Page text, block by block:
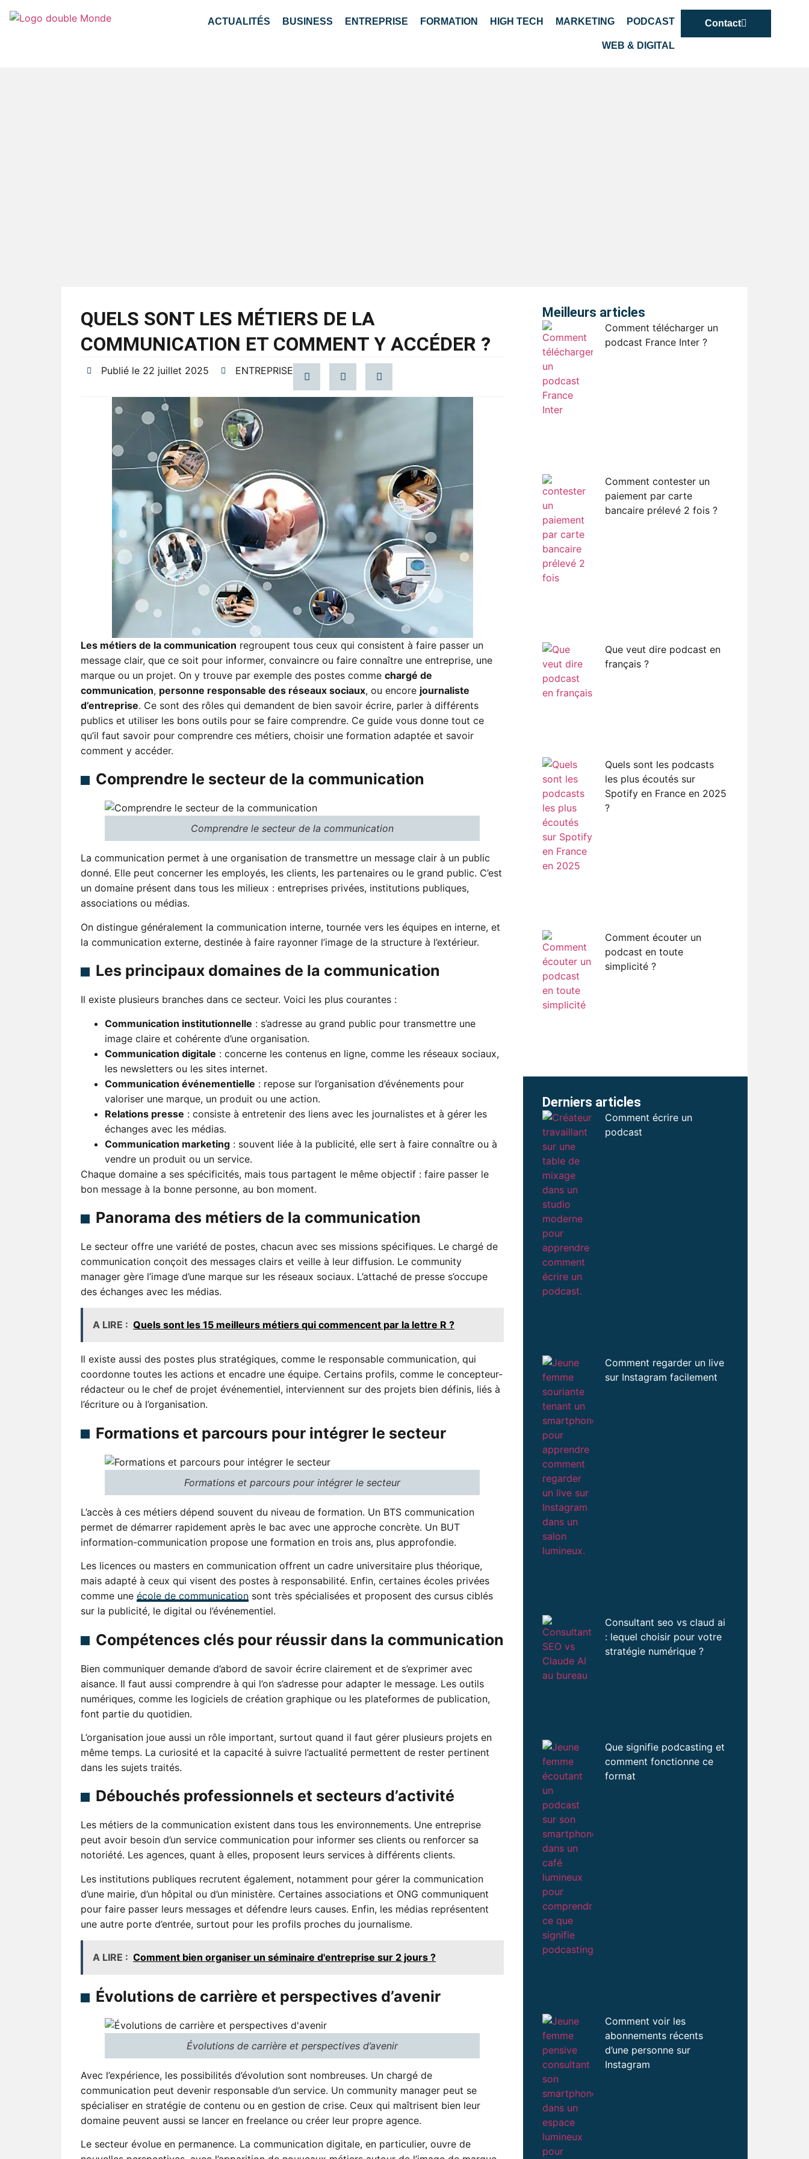
ACTUALITÉS BUSINESS ENTREPRISE FORMATION HIGH TECH MARKETING PODCAST
WEB & DIGITAL
Contact
QUELS SONT LES MÉTIERS DE LA
COMMUNICATION ET COMMENT Y ACCÉDER ?
Publié le 22 juillet 2025 ENTREPRISE
Les métiers de la communication regroupent tous ceux qui consistent à faire passer un
message clair, que ce soit pour informer, convaincre ou faire connaître une entreprise, une
marque ou un projet. On y trouve par exemple des postes comme chargé de
communication, personne responsable des réseaux sociaux, ou encore journaliste
d’entreprise. Ce sont des rôles qui demandent de bien savoir écrire, parler à différents
publics et utiliser les bons outils pour se faire comprendre. Ce guide vous donne tout ce
qu’il faut savoir pour comprendre ces métiers, choisir une formation adaptée et savoir
comment y accéder.
Comprendre le secteur de la communication
Comprendre le secteur de la communication
La communication permet à une organisation de transmettre un message clair à un public
donné. Elle peut concerner les employés, les clients, les partenaires ou le grand public. C’est
un domaine présent dans tous les milieux : entreprises privées, institutions publiques,
associations ou médias.
On distingue généralement la communication interne, tournée vers les équipes en interne, et
la communication externe, destinée à faire rayonner l’image de la structure à l’extérieur.
Les principaux domaines de la communication
Il existe plusieurs branches dans ce secteur. Voici les plus courantes :
Communication institutionnelle : s’adresse au grand public pour transmettre une
image claire et cohérente d’une organisation.
Communication digitale : concerne les contenus en ligne, comme les réseaux sociaux,
les newsletters ou les sites internet.
Communication événementielle : repose sur l’organisation d’événements pour
valoriser une marque, un produit ou une action.
Relations presse : consiste à entretenir des liens avec les journalistes et à gérer les
échanges avec les médias.
Communication marketing : souvent liée à la publicité, elle sert à faire connaître ou à
vendre un produit ou un service.
Chaque domaine a ses spécificités, mais tous partagent le même objectif : faire passer le
bon message à la bonne personne, au bon moment.
Panorama des métiers de la communication
Le secteur offre une variété de postes, chacun avec ses missions spécifiques. Le chargé de
communication conçoit des messages clairs et veille à leur diffusion. Le community
manager gère l’image d’une marque sur les réseaux sociaux. L’attaché de presse s’occupe
des échanges avec les médias.
A LIRE : Quels sont les 15 meilleurs métiers qui commencent par la lettre R ?
Il existe aussi des postes plus stratégiques, comme le responsable communication, qui
coordonne toutes les actions et encadre une équipe. Certains profils, comme le concepteur-
rédacteur ou le chef de projet événementiel, interviennent sur des projets bien définis, liés à
l’écriture ou à l’organisation.
Formations et parcours pour intégrer le secteur
Formations et parcours pour intégrer le secteur
L’accès à ces métiers dépend souvent du niveau de formation. Un BTS communication
permet de démarrer rapidement après le bac avec une approche concrète. Un BUT
information-communication propose une formation en trois ans, plus approfondie.
Les licences ou masters en communication offrent un cadre universitaire plus théorique,
mais adapté à ceux qui visent des postes à responsabilité. Enfin, certaines écoles privées
comme une école de communication sont très spécialisées et proposent des cursus ciblés
sur la publicité, le digital ou l’événementiel.
Compétences clés pour réussir dans la communication
Bien communiquer demande d’abord de savoir écrire clairement et de s’exprimer avec
aisance. Il faut aussi comprendre à qui l’on s’adresse pour adapter le message. Les outils
numériques, comme les logiciels de création graphique ou les plateformes de publication,
font partie du quotidien.
L’organisation joue aussi un rôle important, surtout quand il faut gérer plusieurs projets en
même temps. La curiosité et la capacité à suivre l’actualité permettent de rester pertinent
dans les sujets traités.
Débouchés professionnels et secteurs d’activité
Les métiers de la communication existent dans tous les environnements. Une entreprise
peut avoir besoin d’un service communication pour informer ses clients ou renforcer sa
notoriété. Les agences, quant à elles, proposent leurs services à différents clients.
Les institutions publiques recrutent également, notamment pour gérer la communication
d’une mairie, d’un hôpital ou d’un ministère. Certaines associations et ONG communiquent
pour faire passer leurs messages et défendre leurs causes. Enfin, les médias représentent
une autre porte d’entrée, surtout pour les profils proches du journalisme.
A LIRE : Comment bien organiser un séminaire d'entreprise sur 2 jours ?
Évolutions de carrière et perspectives d’avenir
Évolutions de carrière et perspectives d’avenir
Avec l’expérience, les possibilités d’évolution sont nombreuses. Un chargé de
communication peut devenir responsable d’un service. Un community manager peut se
spécialiser en stratégie de contenu ou en gestion de crise. Ceux qui maîtrisent bien leur
domaine peuvent aussi se lancer en freelance ou créer leur propre agence.
Le secteur évolue en permanence. La communication digitale, en particulier, ouvre de
Meilleurs articles
Comment télécharger un
podcast France Inter ?
Comment contester un
paiement par carte
bancaire prélevé 2 fois ?
Que veut dire podcast en
français ?
Quels sont les podcasts
les plus écoutés sur
Spotify en France en 2025
?
Comment écouter un
podcast en toute
simplicité ?
Derniers articles
Comment écrire un
podcast
Comment regarder un live
sur Instagram facilement
Consultant seo vs claud ai
: lequel choisir pour votre
stratégie numérique ?
Que signifie podcasting et
comment fonctionne ce
format
Comment voir les
abonnements récents
d’une personne sur
Instagram